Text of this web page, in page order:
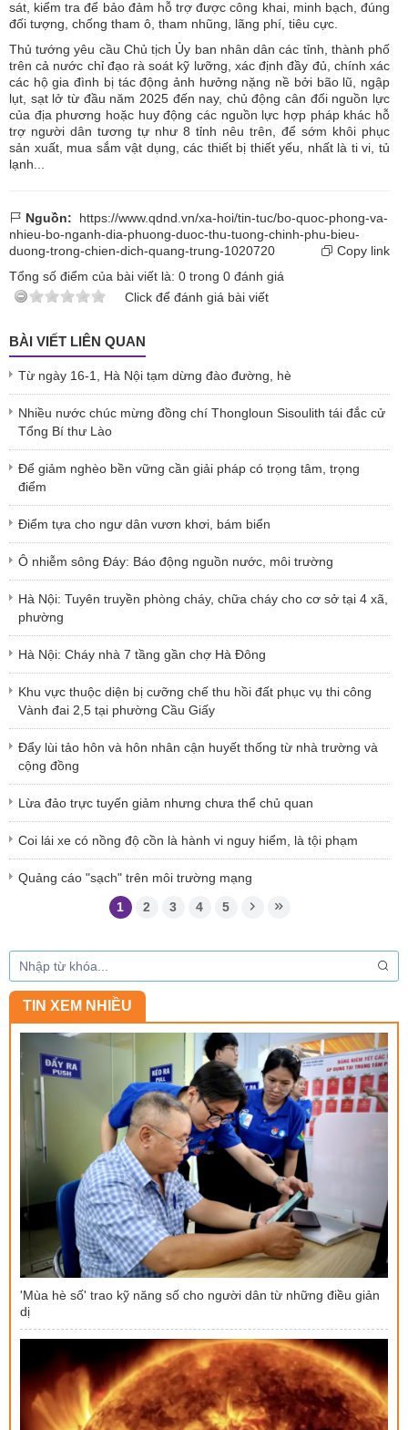
sát, kiểm tra để bảo đảm hỗ trợ được công khai, minh bạch, đúng
đối tượng, chống tham ô, tham nhũng, lãng phí, tiêu cực.
Thủ tướng yêu cầu Chủ tịch Ủy ban nhân dân các tỉnh, thành phố
trên cả nước chỉ đạo rà soát kỹ lưỡng, xác định đầy đủ, chính xác
các hộ gia đình bị tác động ảnh hưởng nặng nề bởi bão lũ, ngập
lụt, sạt lở từ đầu năm 2025 đến nay, chủ động cân đối nguồn lực
của địa phương hoặc huy động các nguồn lực hợp pháp khác hỗ
trợ người dân tương tự như 8 tỉnh nêu trên, để sớm khôi phục
sản xuất, mua sắm vật dụng, các thiết bị thiết yếu, nhất là ti vi, tủ
lạnh...
Nguồn:
https://www.qdnd.vn/xa-hoi/tin-tuc/bo-quoc-phong-va-
nhieu-bo-nganh-dia-phuong-duoc-thu-tuong-chinh-phu-bieu-
duong-trong-chien-dich-quang-trung-1020720
Copy link
Tổng số điểm của bài viết là: 0 trong 0 đánh giá
Click để đánh giá bài viết
BÀI VIẾT LIÊN QUAN
Từ ngày 16-1, Hà Nội tạm dừng đào đường, hè
Nhiều nước chúc mừng đồng chí Thongloun Sisoulith tái đắc cử
Tổng Bí thư Lào
Để giảm nghèo bền vững cần giải pháp có trọng tâm, trọng
điểm
Điểm tựa cho ngư dân vươn khơi, bám biển
Ô nhiễm sông Đáy: Báo động nguồn nước, môi trường
Hà Nội: Tuyên truyền phòng cháy, chữa cháy cho cơ sở tại 4 xã,
phường
Hà Nội: Cháy nhà 7 tầng gần chợ Hà Đông
Khu vực thuộc diện bị cưỡng chế thu hồi đất phục vụ thi công
Vành đai 2,5 tại phường Cầu Giấy
Đẩy lùi tảo hôn và hôn nhân cận huyết thống từ nhà trường và
cộng đồng
Lừa đảo trực tuyến giảm nhưng chưa thể chủ quan
Coi lái xe có nồng độ cồn là hành vi nguy hiểm, là tội phạm
Quảng cáo "sạch" trên môi trường mạng
1 2 3 4 5
TIN XEM NHIỀU
'Mùa hè số' trao kỹ năng số cho người dân từ những điều giản
dị